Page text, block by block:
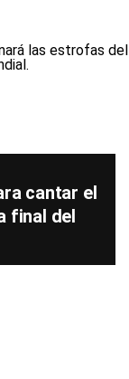
cantar el
final del